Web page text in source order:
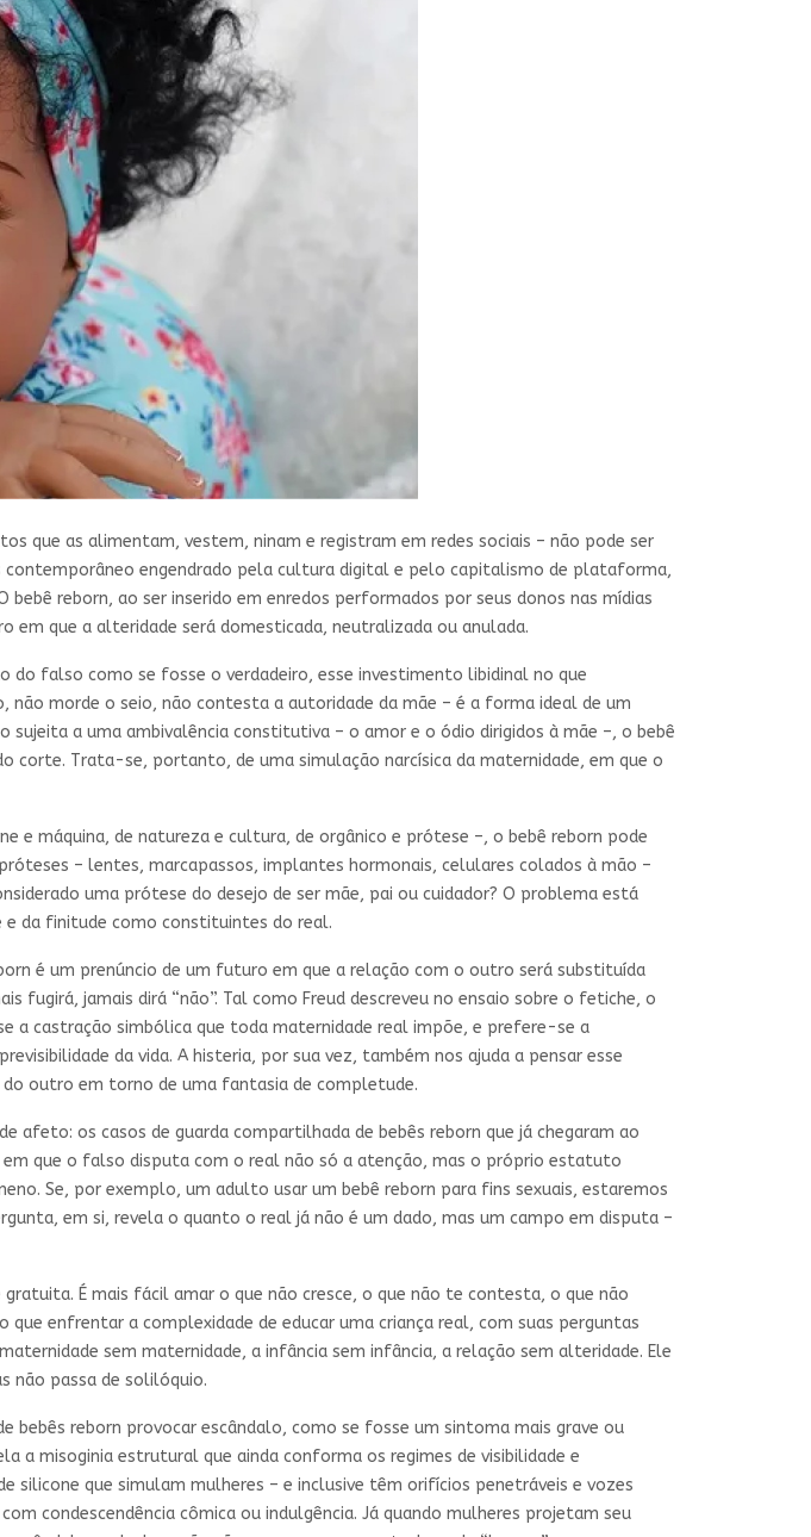
que as alimentam, vestem, ninam e registram em redes sociais – não pode ser
engendrado pela cultura digital e pelo capitalismo de plataforma,
reborn, ao ser inserido em enredos performados por seus donos nas mídias
que a alteridade será domesticada, neutralizada ou anulada.
do falso como se fosse o verdadeiro, esse investimento libidinal no que
não morde o seio, não contesta a autoridade da mãe – é a forma ideal de um
a uma ambivalência constitutiva – o amor e o ódio dirigidos à mãe –, o bebê
Trata-se, portanto, de uma simulação narcísica da maternidade, em que o
e máquina, de natureza e cultura, de orgânico e prótese –, o bebê reborn pode
– lentes, marcapassos, implantes hormonais, celulares colados à mão –
uma prótese do desejo de ser mãe, pai ou cuidador? O problema está
e da finitude como constituintes do real.
é um prenúncio de um futuro em que a relação com o outro será substituída
jamais dirá “não”. Tal como Freud descreveu no ensaio sobre o fetiche, o
a castração simbólica que toda maternidade real impõe, e prefere-se a
da vida. A histeria, por sua vez, também nos ajuda a pensar esse
outro em torno de uma fantasia de completude.
afeto: os casos de guarda compartilhada de bebês reborn que já chegaram ao
que o falso disputa com o real não só a atenção, mas o próprio estatuto
Se, por exemplo, um adulto usar um bebê reborn para fins sexuais, estaremos
em si, revela o quanto o real já não é um dado, mas um campo em disputa –
É mais fácil amar o que não cresce, o que não te contesta, o que não
que enfrentar a complexidade de educar uma criança real, com suas perguntas
sem maternidade, a infância sem infância, a relação sem alteridade. Ele
não passa de solilóquio.
reborn provocar escândalo, como se fosse um sintoma mais grave ou
a misoginia estrutural que ainda conforma os regimes de visibilidade e
silicone que simulam mulheres – e inclusive têm orifícios penetráveis e vozes
condescendência cômica ou indulgência. Já quando mulheres projetam seu